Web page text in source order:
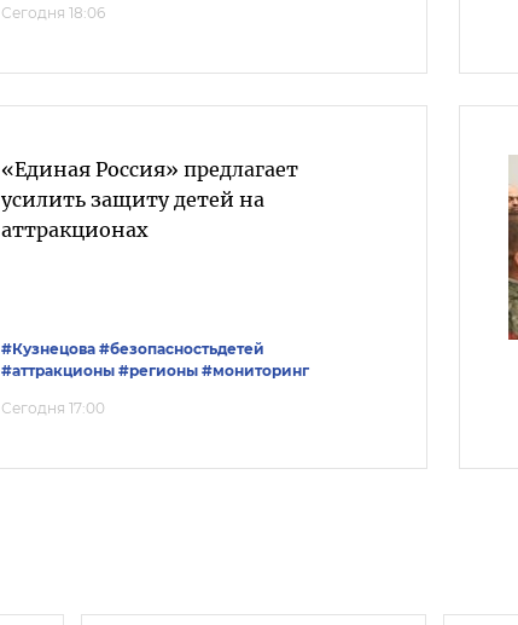
Сегодня 18:06
«Единая Россия» предлагает
усилить защиту детей на
аттракционах
#Кузнецова #безопасностьдетей
#аттракционы #регионы #мониторинг
Сегодня 17:00